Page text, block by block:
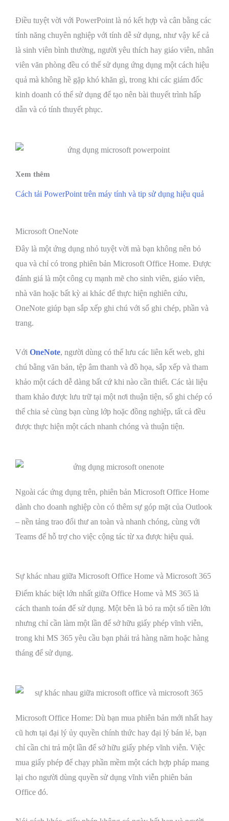
Điều tuyệt vời với PowerPoint là nó kết hợp và cân bằng các
tính năng chuyên nghiệp với tính dễ sử dụng, như vậy kể cả
là sinh viên bình thường, người yêu thích hay giáo viên, nhân
viên văn phòng đều có thể sử dụng ứng dụng một cách hiệu
quả mà không hề gặp khó khăn gì, trong khi các giám đốc
kinh doanh có thể sử dụng để tạo nên bài thuyết trình hấp
dẫn và có tính thuyết phục.
Cách tải PowerPoint trên máy tính và tip sử dụng hiệu quả
Microsoft OneNote
Đây là một ứng dụng nhỏ tuyệt vời mà bạn không nên bỏ
qua và chỉ có trong phiên bản Microsoft Office Home. Được
đánh giá là một công cụ mạnh mẽ cho sinh viên, giáo viên,
nhà văn hoặc bất kỳ ai khác để thực hiện nghiên cứu,
OneNote giúp bạn sắp xếp ghi chú với sổ ghi chép, phần và
trang.
Với OneNote, người dùng có thể lưu các liên kết web, ghi
chú bằng văn bản, tệp âm thanh và đồ họa, sắp xếp và tham
khảo một cách dễ dàng bất cứ khi nào cần thiết. Các tài liệu
tham khảo được lưu trữ tại một nơi thuận tiện, sổ ghi chép có
thể chia sẻ cùng bạn cùng lớp hoặc đồng nghiệp, tất cả đều
được thực hiện một cách nhanh chóng và thuận tiện.
Ngoài các ứng dụng trên, phiên bản Microsoft Office Home
dành cho doanh nghiệp còn có thêm sự góp mặt của Outlook
– nền tảng trao đổi thư an toàn và nhanh chóng, cùng với
Teams để hỗ trợ cho việc cộng tác từ xa được hiệu quả.
Sự khác nhau giữa Microsoft Office Home và Microsoft 365
Điểm khác biệt lớn nhất giữa Office Home và MS 365 là
cách thanh toán để sử dụng. Một bên là bỏ ra một số tiền lớn
nhưng chỉ cần làm một lần để sở hữu giấy phép vĩnh viễn,
trong khi MS 365 yêu cầu bạn phải trả hàng năm hoặc hàng
tháng để sử dụng.
Microsoft Office Home: Dù bạn mua phiên bản mới nhất hay
cũ hơn tại đại lý ủy quyền chính thức hay đại lý bán lẻ, bạn
chỉ cần chi trả một lần để sở hữu giấy phép vĩnh viễn. Việc
mua giấy phép để chạy phần mềm một cách hợp pháp mang
lại cho người dùng quyền sử dụng vĩnh viễn phiên bản
Office đó.